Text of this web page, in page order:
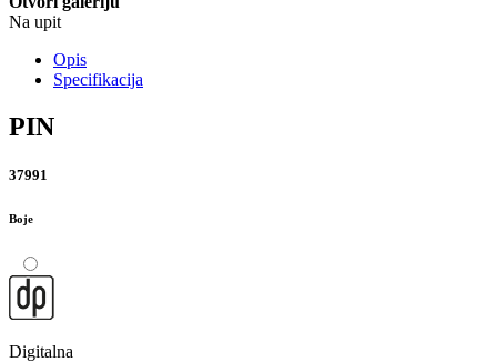
Na upit
Opis
Specifikacija
PIN
37991
Boje
Digitalna